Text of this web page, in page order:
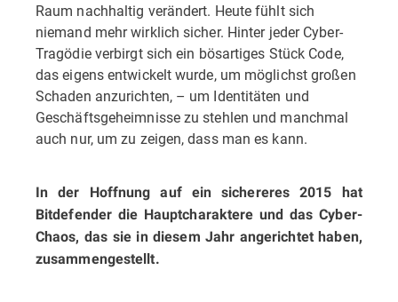
Raum nachhaltig verändert. Heute fühlt sich
niemand mehr wirklich sicher. Hinter jeder Cyber-
Tragödie verbirgt sich ein bösartiges Stück Code,
das eigens entwickelt wurde, um möglichst großen
Schaden anzurichten, – um Identitäten und
Geschäftsgeheimnisse zu stehlen und manchmal
auch nur, um zu zeigen, dass man es kann.
In der Hoffnung auf ein sichereres 2015 hat
Bitdefender die Hauptcharaktere und das Cyber-
Chaos, das sie in diesem Jahr angerichtet haben,
zusammengestellt.